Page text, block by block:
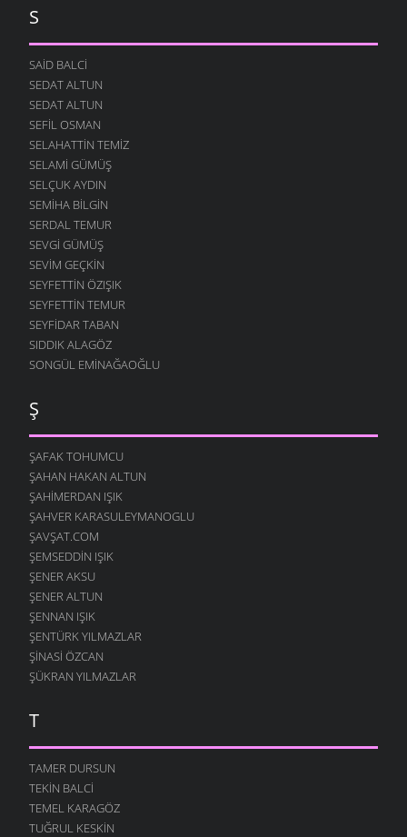
S
SAID BALCI
SEDAT ALTUN
SEDAT ALTUN
SEFIL OSMAN
SELAHATTIN TEMIZ
SELAMI GÜMÜŞ
SELÇUK AYDIN
SEMIHA BILGIN
SERDAL TEMUR
SEVGI GÜMÜŞ
SEVIM GEÇKIN
SEYFETTIN ÖZIŞIK
SEYFETTIN TEMUR
SEYFIDAR TABAN
SIDDIK ALAGÖZ
SONGÜL EMINAĞAOĞLU
Ş
ŞAFAK TOHUMCU
ŞAHAN HAKAN ALTUN
ŞAHIMERDAN IŞIK
ŞAHVER KARASULEYMANOGLU
ŞAVŞAT.COM
ŞEMSEDDIN IŞIK
ŞENER AKSU
ŞENER ALTUN
ŞENNAN IŞIK
ŞENTÜRK YILMAZLAR
ŞINASI ÖZCAN
ŞÜKRAN YILMAZLAR
T
TAMER DURSUN
TEKIN BALCI
TEMEL KARAGÖZ
TUĞRUL KESKIN